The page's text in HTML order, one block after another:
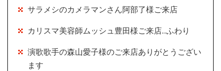
サラメシのカメラマンさん阿部了様ご来店
カリスマ美容師ムッシュ豊田様ご来店‥ふわり
演歌歌手の森山愛子様のご来店ありがとうござい
ます